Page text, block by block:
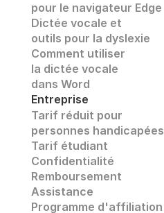
pour le navigateur Edge
Dictée vocale et
outils pour la dyslexie
Comment utiliser
la dictée vocale
dans Word
Entreprise
Tarif réduit pour
personnes handicapées
Tarif étudiant
Confidentialité
Remboursement
Assistance
Programme d'affiliation